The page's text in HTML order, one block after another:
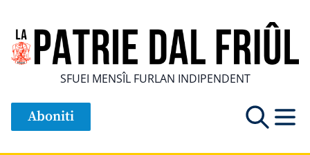
SFUEI MENSÎL FURLAN INDIPENDENT
Aboniti